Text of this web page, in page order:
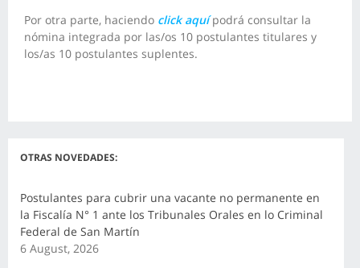
Por otra parte, haciendo click aquípodrá consultar la
nómina integrada por las/os 10 postulantes titulares y
los/as 10 postulantes suplentes.
OTRAS NOVEDADES:
Postulantes para cubrir una vacante no permanente en
la Fiscalía N° 1 ante los Tribunales Orales en lo Criminal
Federal de San Martín
6 August, 2026